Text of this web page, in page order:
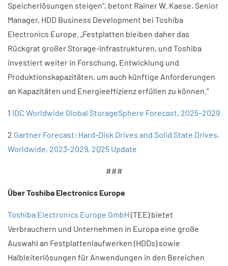
Speicherlösungen steigen“, betont Rainer W. Kaese, Senior
Manager, HDD Business Development bei Toshiba
Electronics Europe. „Festplatten bleiben daher das
Rückgrat großer Storage-Infrastrukturen, und Toshiba
investiert weiter in Forschung, Entwicklung und
Produktionskapazitäten, um auch künftige Anforderungen
an Kapazitäten und Energieeffizienz erfüllen zu können.“
1 IDC Worldwide Global StorageSphere Forecast, 2025–2029
2 Gartner Forecast: Hard-Disk Drives and Solid State Drives,
Worldwide, 2023-2029, 2Q25 Update
###
Über Toshiba Electronics Europe
Toshiba Electronics Europe GmbH (TEE) bietet
Verbrauchern und Unternehmen in Europa eine große
Auswahl an Festplattenlaufwerken (HDDs) sowie
Halbleiterlösungen für Anwendungen in den Bereichen